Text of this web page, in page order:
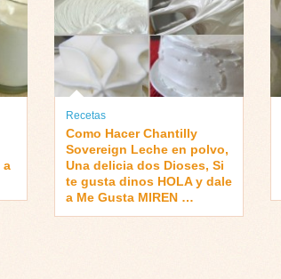
a
Recetas
Como Hacer Chantilly
Sovereign Leche en polvo,
Una delicia dos Dioses, Si
te gusta dinos HOLA y dale
a Me Gusta MIREN …